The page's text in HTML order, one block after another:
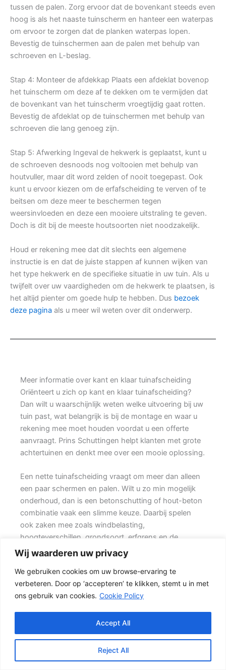
Wij waarderen uw privacy
We gebruiken cookies om uw browse-ervaring te
verbeteren. Door op ‘accepteren’ te klikken, stemt u in met
ons gebruik van cookies. Cookie Policy
Reject All
Accept All
tussen de palen. Zorg ervoor dat de bovenkant steeds even
hoog is als het naaste tuinscherm en hanteer een waterpas
om ervoor te zorgen dat de planken waterpas lopen.
Bevestig de tuinschermen aan de palen met behulp van
schroeven en L-beslag.
Stap 4: Monteer de afdekkap Plaats een afdeklat bovenop
het tuinscherm om deze af te dekken om te vermijden dat
de bovenkant van het tuinscherm vroegtijdig gaat rotten.
Bevestig de afdeklat op de tuinschermen met behulp van
schroeven die lang genoeg zijn.
Stap 5: Afwerking Ingeval de hekwerk is geplaatst, kunt u
de schroeven desnoods nog voltooien met behulp van
houtvuller, maar dit word zelden of nooit toegepast. Ook
kunt u ervoor kiezen om de erfafscheiding te verven of te
beitsen om deze meer te beschermen tegen
weersinvloeden en deze een mooiere uitstraling te geven.
Doch is dit bij de meeste houtsoorten niet noodzakelijk.
Houd er rekening mee dat dit slechts een algemene
instructie is en dat de juiste stappen af kunnen wijken van
het type hekwerk en de specifieke situatie in uw tuin. Als u
twijfelt over uw vaardigheden om de hekwerk te plaatsen, is
het altijd pienter om goede hulp te hebben. Dus bezoek
deze pagina als u meer wil weten over dit onderwerp.
Meer informatie over kant en klaar tuinafscheiding
Oriënteert u zich op kant en klaar tuinafscheiding?
Dan wilt u waarschijnlijk weten welke uitvoering bij uw
tuin past, wat belangrijk is bij de montage en waar u
rekening mee moet houden voordat u een offerte
aanvraagt. Prins Schuttingen helpt klanten met grote
achtertuinen en denkt mee over een mooie oplossing.
Een nette tuinafscheiding vraagt om meer dan alleen
een paar schermen en palen. Wilt u zo min mogelijk
onderhoud, dan is een betonschutting of hout-beton
combinatie vaak een slimme keuze. Daarbij spelen
ook zaken mee zoals windbelasting,
hoogteverschillen, grondsoort, erfgrens en de
bereikbaarheid van de tuin.
Welke schutting past bij uw tuin?
In veel tuinen wordt gekozen voor een combinatie
van hout en beton. {De betonnen onderzijde
grond, terwijl de houten delen zorgen voor een
natuurlijke uitstraling.} Deze combinatie is geschikt
voor moderne tuinen, gezinstuinen en grotere